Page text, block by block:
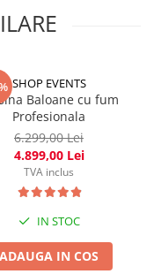
SHOP EVENTS
Baloane cu fum
Profesionala
6.299,00 Lei
4.899,00 Lei
TVA inclus
IN STOC
ADAUGA IN COS